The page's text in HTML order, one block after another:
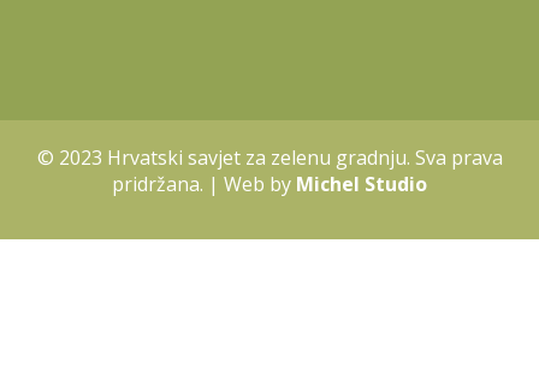
© 2023 Hrvatski savjet za zelenu gradnju. Sva prava
pridržana. | Web by Michel Studio